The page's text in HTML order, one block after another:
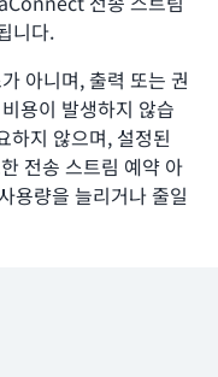
니다.
아니며, 출력 또는 권
용이 발생하지 않습
하지 않으며, 설정된
전송 스트림 예약 아
용량을 늘리거나 줄일